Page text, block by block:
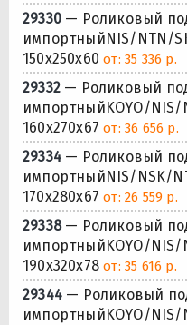
29330— Роликовый
импортныйNIS/NTN/
150x250x60от: 35 336 р.
29332— Роликовый
импортныйKOYO/NIS/
160x270x67от: 36 656 р.
29334— Роликовый
импортныйNIS/NSK/
170x280x67от: 26 559 р.
29338— Роликовый
импортныйKOYO/NIS/
190x320x78от: 35 616 р.
29344— Роликовый
импортныйKOYO/NIS/